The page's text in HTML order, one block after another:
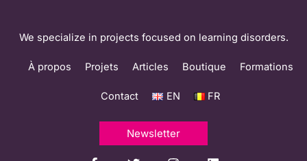
We specialize in projects focused on learning disorders.
À propos Projets Articles Boutique Formations
Contact EN FR
Newsletter